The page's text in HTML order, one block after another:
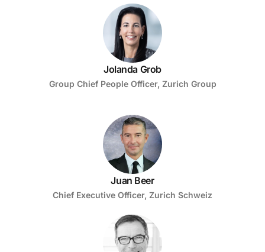
Jolanda Grob
Group Chief People Officer, Zurich Group
Juan Beer
Chief Executive Officer, Zurich Schweiz